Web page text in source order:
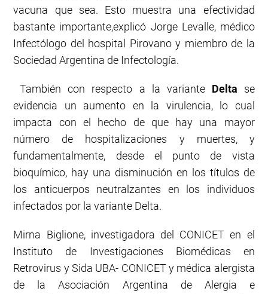
vacuna que sea. Esto muestra una efectividad
bastante importante,explicó Jorge Levalle, médico
Infectólogo del hospital Pirovano y miembro de la
Sociedad Argentina de Infectología.
También con respecto a la varianteDelta se
evidencia un aumento en la virulencia, lo cual
impacta con el hecho de que hay una mayor
número de hospitalizaciones y muertes, y
fundamentalmente, desde el punto de vista
bioquímico, hay una disminución en los títulos de
los anticuerpos neutralzantes en los individuos
infectados por la variante Delta.
Mirna Biglione, investigadora del CONICET en el
Instituto de Investigaciones Biomédicas en
Retrovirus y Sida UBA- CONICET y médica alergista
de la Asociación Argentina de Alergia e